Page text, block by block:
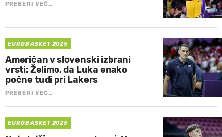
PREBERI VEČ…
EUROBASKET 2025
Američan v slovenski izbrani
vrsti: Želimo, da Luka enako
počne tudi pri Lakers
PREBERI VEČ…
EUROBASKET 2025